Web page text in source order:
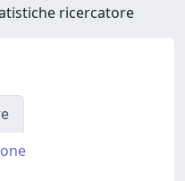
ricercatore